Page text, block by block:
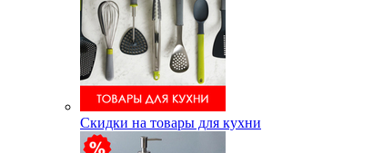
Скидки на товары для кухни